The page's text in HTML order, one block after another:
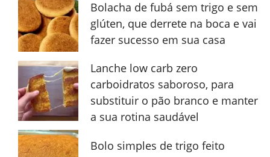
Bolacha de fubá sem trigo e sem
glúten, que derrete na boca e vai
fazer sucesso em sua casa
Lanche low carb zero
carboidratos saboroso, para
substituir o pão branco e manter
a sua rotina saudável
Bolo simples de trigo feito